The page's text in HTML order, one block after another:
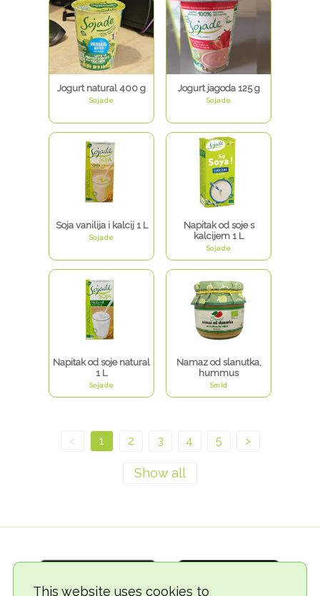
This website uses cookies to
Jogurt natural 400 g
Sojade
Jogurt jagoda 125 g
Sojade
Soja vanilija i kalcij 1 L
Sojade
Napitak od soje s
kalcijem 1 L
Sojade
Napitak od soje natural
1 L
Sojade
Namaz od slanutka,
hummus
Smid
< 1 2 3 4 5 >